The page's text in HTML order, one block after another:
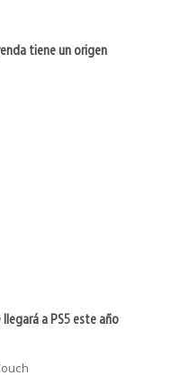
tiene un origen
a PS5 este año